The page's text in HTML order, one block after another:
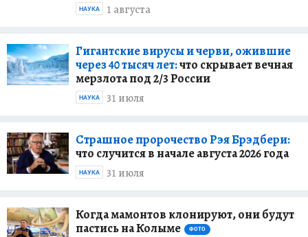
1 августа
НАУКА
Гигантские вирусы и черви, ожившие
через 40 тысяч лет:что скрывает вечная
мерзлота под 2/3 России
31 июля
НАУКА
Страшное пророчество Рэя Брэдбери:
что случится в начале августа 2026 года
31 июля
НАУКА
Когда мамонтов клонируют, они будут
пастись на Колыме
ФОТО